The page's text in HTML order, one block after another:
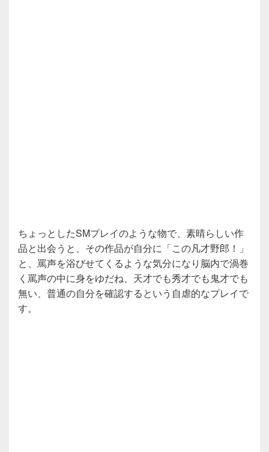
ちょっとしたSMプレイのような物で、素晴らしい作
品と出会うと、その作品が自分に「この凡才野郎！」
と、罵声を浴びせてくるような気分になり脳内で渦巻
く罵声の中に身をゆだね、天才でも秀才でも鬼才でも
無い、普通の自分を確認するという自虐的なプレイで
す。